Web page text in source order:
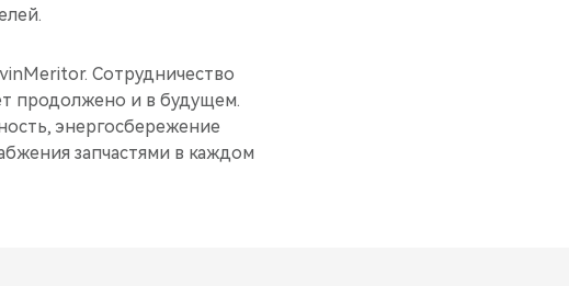
Сотрудничество
продолжено и в будущем.
энергосбережение
запчастями в каждом